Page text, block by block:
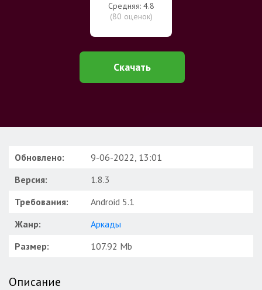
Средняя: 4.8
(80 оценок)
Скачать
Обновлено:
9-06-2022, 13:01
Версия:
1.8.3
Требования:
Android 5.1
Жанр:
Аркады
Размер:
107.92 Mb
Описание